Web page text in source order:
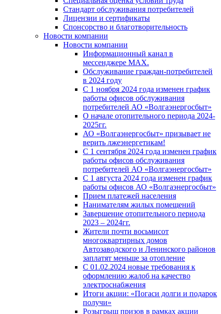
Стандарт обслуживания потребителей
Лицензии и сертификаты
Спонсорство и благотворительность
Новости компании
Новости компании
Информационный канал в
мессенджере MAX.
Обслуживание граждан-потребителей
в 2024 году
С 1 ноября 2024 года изменен график
работы офисов обслуживания
потребителей АО «Волгаэнергосбыт»
О начале отопительного периода 2024-
2025гг.
АО «Волгаэнергосбыт» призывает не
верить лжеэнергетикам!
С 1 сентября 2024 года изменен график
работы офисов обслуживания
потребителей АО «Волгаэнергосбыт»
С 1 августа 2024 года изменен график
работы офисов АО «Волгаэнергосбыт»
Прием платежей населения
Нанимателям жилых помещений
Завершение отопительного периода
2023 – 2024гг.
Жители почти восьмисот
многоквартирных домов
Автозаводского и Ленинского районов
заплатят меньше за отопление
С 01.02.2024 новые требования к
оформлению жалоб на качество
электроснабжения
Итоги акции: «Погаси долги и подарок
получи»
Розыгрыш призов в рамках акции